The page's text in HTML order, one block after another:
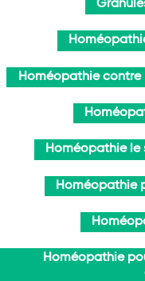
Homéopathie contre
Homéopathie le
Homéopathie
Homéopathie